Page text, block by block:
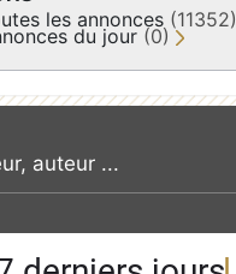
les annonces (11352)
du jour (0)
mot clé